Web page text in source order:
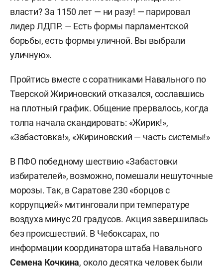
власти? За 1150 лет — ни разу! — парировал
лидер ЛДПР. — Есть формы парламентской
борьбы, есть формы уличной. Вы выбрали
уличную».
Пройтись вместе с соратниками Навального по
Тверской Жириновский отказался, сославшись
на плотный график. Общение прервалось, когда
толпа начала скандировать: «Жирик!»,
«Забастовка!», «Жириновский — часть системы!»
В ПФО победному шествию «Забастовки
избирателей», возможно, помешали нешуточные
морозы. Так, в Саратове 230 «борцов с
коррупцией» митинговали при температуре
воздуха минус 20 градусов. Акция завершилась
без происшествий. В Чебоксарах, по
информации координатора штаба Навального
Семена Кочкина, около десятка человек были